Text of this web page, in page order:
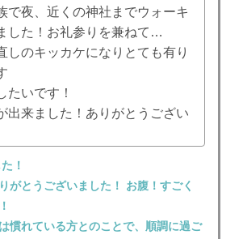
で夜、近くの神社までウォーキ
した！お礼参りを兼ねて…
しのキッカケになりとても有り
たいです！
出来ました！ありがとうござい
！
がとうございました！ お腹！すごく
慣れている方とのことで、順調に過ご